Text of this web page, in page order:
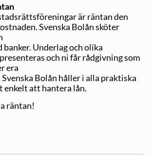
är räntan den
Svenska Bolån sköter
Underlag och olika
och ni får rådgivning som
era
Bolån håller i alla praktiska
enkelt att hantera lån.
räntan!